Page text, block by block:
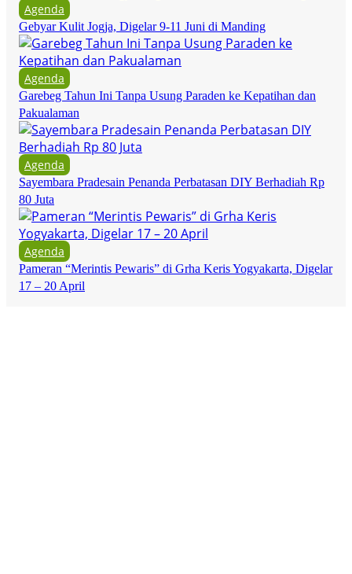
Agenda
Gebyar Kulit Jogja, Digelar 9-11 Juni di Manding
Agenda
Garebeg Tahun Ini Tanpa Usung Paraden ke Kepatihan dan
Pakualaman
Agenda
Sayembara Pradesain Penanda Perbatasan DIY Berhadiah Rp
80 Juta
Agenda
Pameran “Merintis Pewaris” di Grha Keris Yogyakarta, Digelar
17 – 20 April